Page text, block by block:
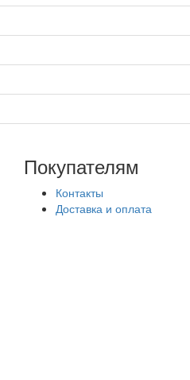
Покупателям
Контакты
Доставка и оплата